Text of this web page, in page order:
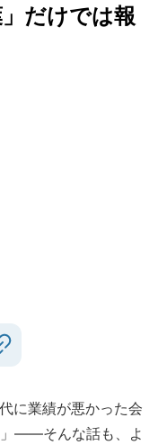
だけでは報
に業績が悪かった会
」――そんな話も、よ